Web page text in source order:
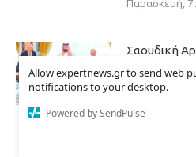
Allow expertnews.gr to send web
notifications to your desktop.
Powered by SendPulse
Παρασκευή, 7
Σαουδική
συμφωνία
Τουρκία και
δηλώνει το
Παρασκευή,